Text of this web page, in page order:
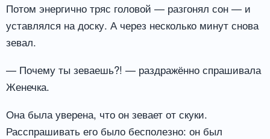
Потом энергично тряс головой — разгонял сон — и
уставлялся на доску. А через несколько минут снова
зевал.
— Почему ты зеваешь?! — раздражённо спрашивала
Женечка.
Она была уверена, что он зевает от скуки.
Расспрашивать его было бесполезно: он был